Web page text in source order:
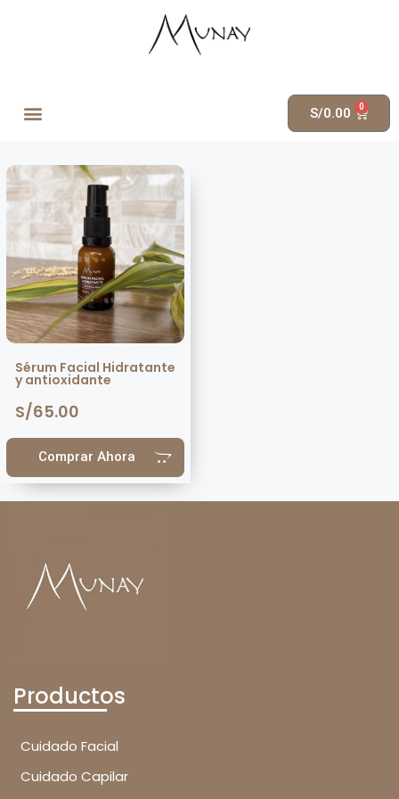
S/0.00 0
Sérum Facial Hidratante
y antioxidante
S/65.00
Comprar Ahora
Productos
Cuidado Facial
Cuidado Capilar